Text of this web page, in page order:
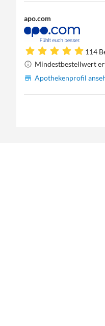
apo.com
114
Mindestbestellwert
Apothekenprofil